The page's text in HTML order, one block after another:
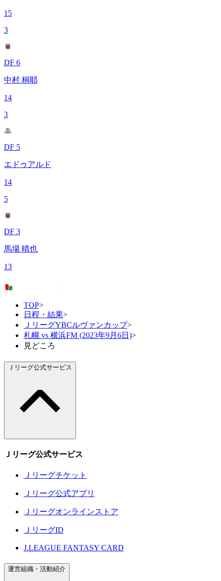
15
3
DF 6
中村 桐耶
14
3
DF 5
エドゥアルド
14
5
DF 3
馬場 晴也
13
TOP>
日程・結果>
ＪリーグYBCルヴァンカップ>
札幌 vs 横浜FM (2023年9月6日)>
見どころ
Ｊリーグ公式サービス
Ｊリーグ公式サービス
Ｊリーグチケット
Ｊリーグ公式アプリ
Ｊリーグオンラインストア
ＪリーグID
J.LEAGUE FANTASY CARD
運営組織・活動紹介